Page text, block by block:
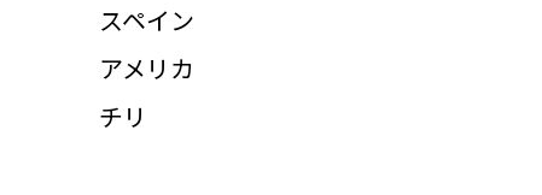
スペイン
アメリカ
チリ